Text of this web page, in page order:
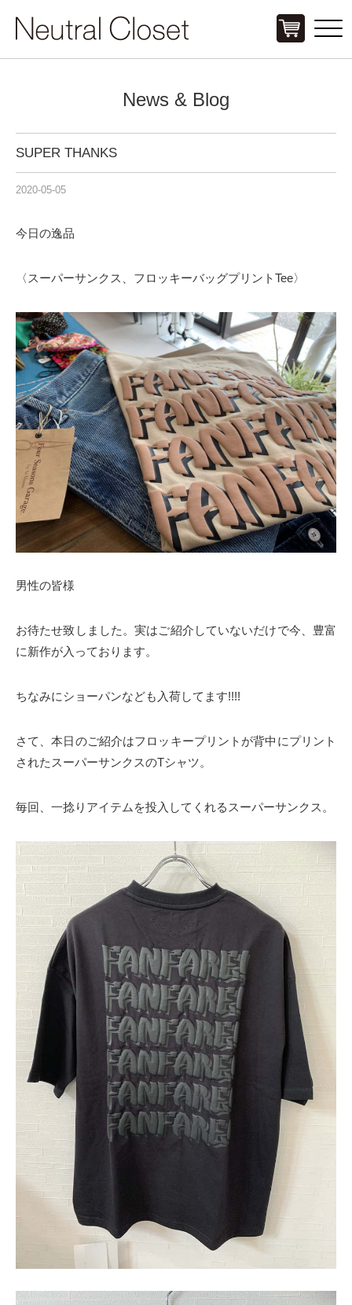
Click
News & Blog
SUPER THANKS
2020-05-05
今日の逸品
〈スーパーサンクス、フロッキーバッグプリントTee〉
男性の皆様
お待たせ致しました。実はご紹介していないだけで今、豊富
に新作が入っております。
ちなみにショーパンなども入荷してます!!!!
さて、本日のご紹介はフロッキープリントが背中にプリント
されたスーパーサンクスのTシャツ。
毎回、一捻りアイテムを投入してくれるスーパーサンクス。